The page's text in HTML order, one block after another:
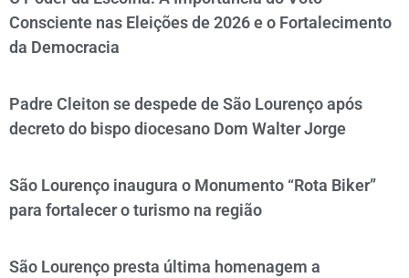
Consciente nas Eleições de 2026 e o Fortalecimento
da Democracia
Padre Cleiton se despede de São Lourenço após
decreto do bispo diocesano Dom Walter Jorge
São Lourenço inaugura o Monumento “Rota Biker”
para fortalecer o turismo na região
São Lourenço presta última homenagem a